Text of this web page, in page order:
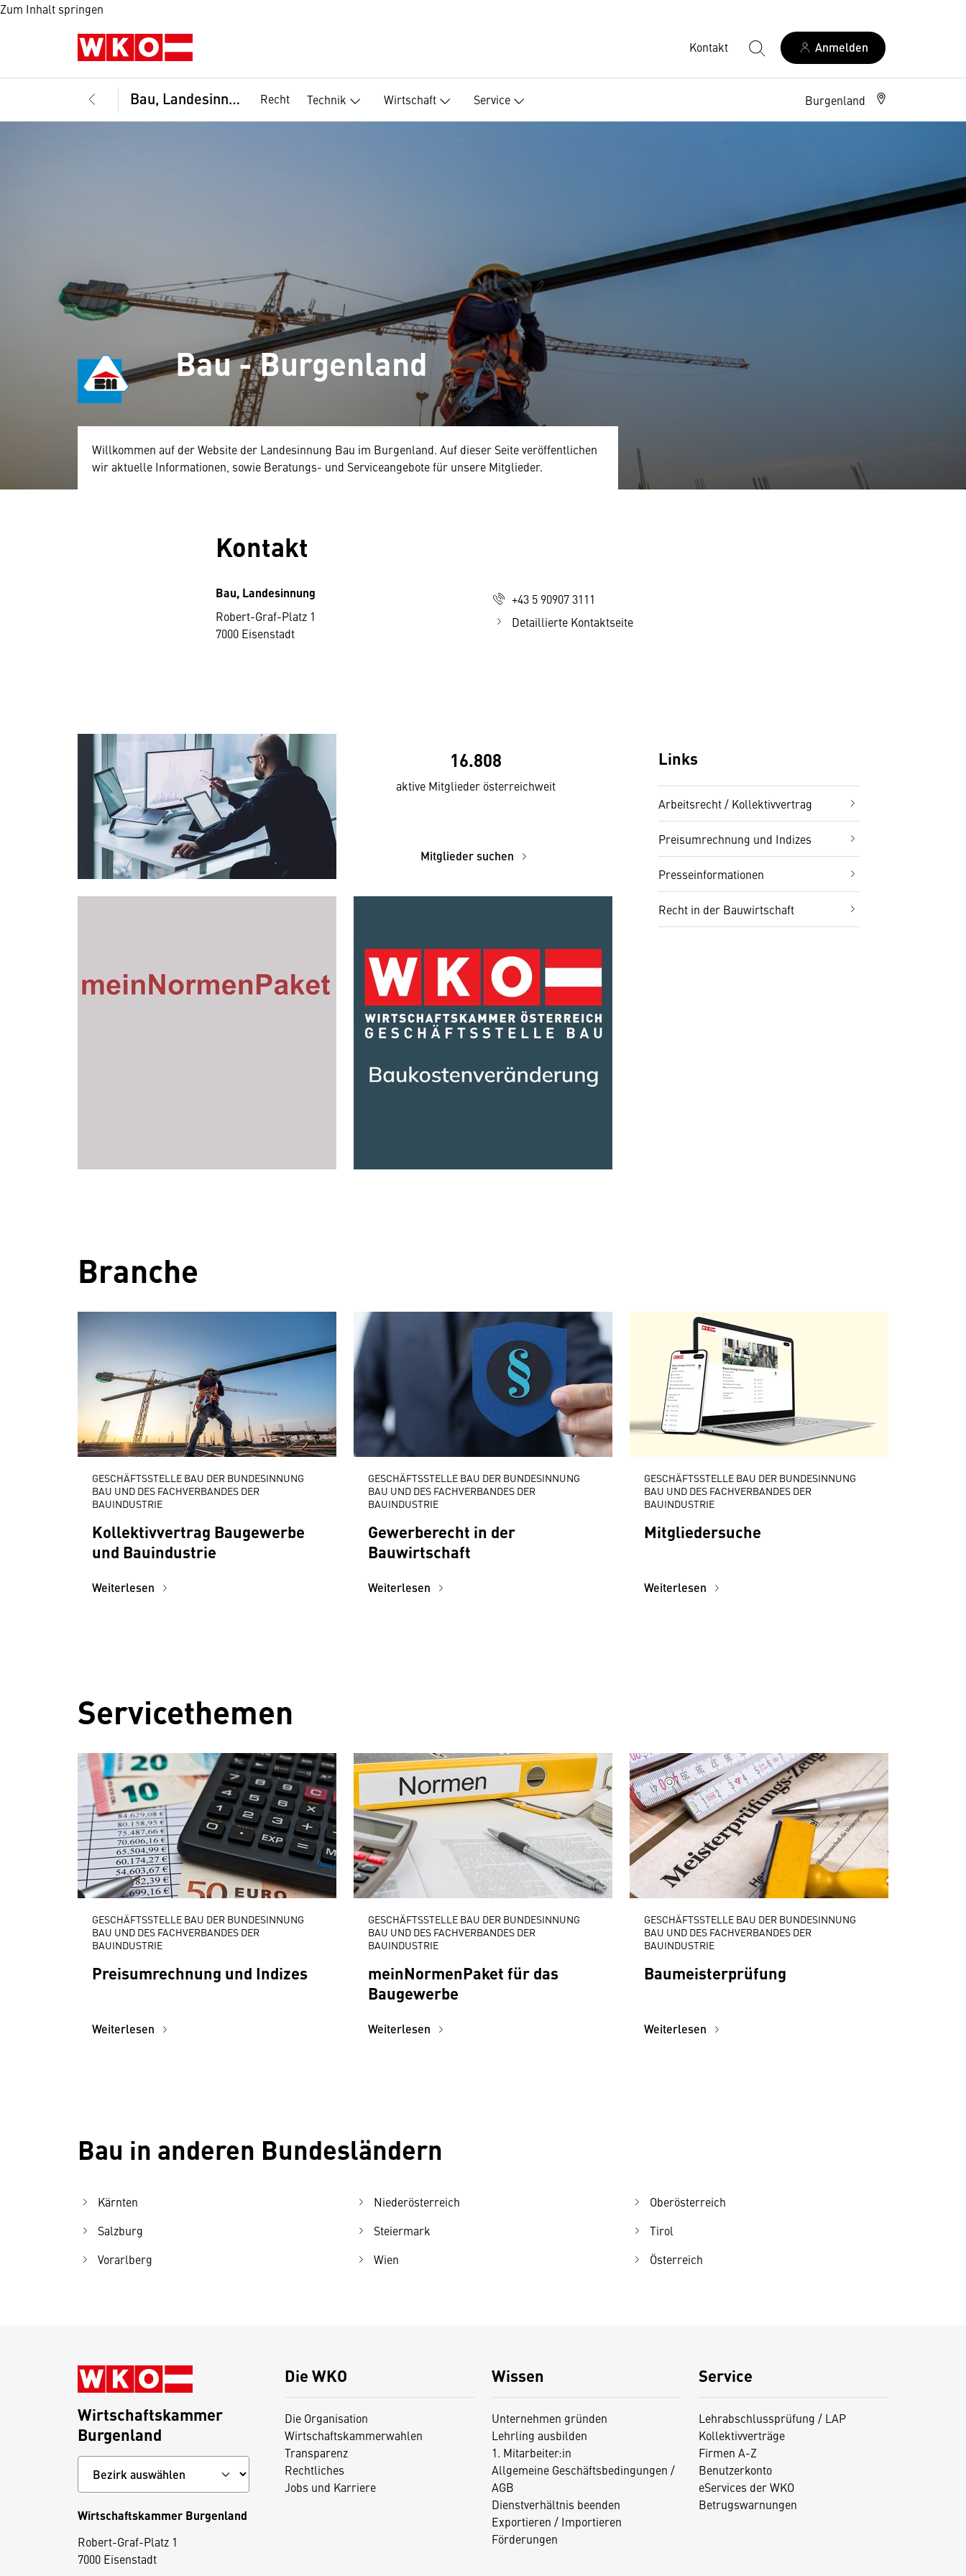
Zum Inhalt springen
Kontakt Anmelden
Bau, Landesinnung Recht Technik Wirtschaft Service Burgenland
Bau - Burgenland
Willkommen auf der Website der Landesinnung Bau im Burgenland. Auf dieser Seite veröffentlichen
wir aktuelle Informationen, sowie Beratungs- und Serviceangebote für unsere Mitglieder.
Kontakt
Bau, Landesinnung
Robert-Graf-Platz 1
7000 Eisenstadt
+43 5 90907 3111
Detaillierte Kontaktseite
16.808
aktive Mitglieder österreichweit
Mitglieder suchen
Links
Arbeitsrecht / Kollektivvertrag
Preisumrechnung und Indizes
Presseinformationen
Recht in der Bauwirtschaft
Branche
GESCHÄFTSSTELLE BAU DER BUNDESINNUNG
BAU UND DES FACHVERBANDES DER
BAUINDUSTRIE
Kollektivvertrag Baugewerbe
und Bauindustrie
Weiterlesen
GESCHÄFTSSTELLE BAU DER BUNDESINNUNG
BAU UND DES FACHVERBANDES DER
BAUINDUSTRIE
Gewerberecht in der
Bauwirtschaft
Weiterlesen
GESCHÄFTSSTELLE BAU DER BUNDESINNUNG
BAU UND DES FACHVERBANDES DER
BAUINDUSTRIE
Mitgliedersuche
Weiterlesen
Servicethemen
GESCHÄFTSSTELLE BAU DER BUNDESINNUNG
BAU UND DES FACHVERBANDES DER
BAUINDUSTRIE
Preisumrechnung und Indizes
Weiterlesen
GESCHÄFTSSTELLE BAU DER BUNDESINNUNG
BAU UND DES FACHVERBANDES DER
BAUINDUSTRIE
meinNormenPaket für das
Baugewerbe
Weiterlesen
GESCHÄFTSSTELLE BAU DER BUNDESINNUNG
BAU UND DES FACHVERBANDES DER
BAUINDUSTRIE
Baumeisterprüfung
Weiterlesen
Bau in anderen Bundesländern
Kärnten Niederösterreich
Oberösterreich
Salzburg
Steiermark
Tirol
Vorarlberg
Wien Österreich
Die WKO
Die Organisation
Wirtschaftskammerwahlen
Transparenz
Rechtliches
Jobs und Karriere
Wissen
Unternehmen gründen
Lehrling ausbilden
1. Mitarbeiter:in
Allgemeine Geschäftsbedingungen /
AGB
Dienstverhältnis beenden
Exportieren / Importieren
Förderungen
Service
Lehrabschlussprüfung / LAP
Kollektivverträge
Firmen A-Z
Benutzerkonto
eServices der WKO
Betrugswarnungen
Wirtschaftskammer
Burgenland
Wirtschaftskammer Burgenland
Robert-Graf-Platz 1
7000 Eisenstadt